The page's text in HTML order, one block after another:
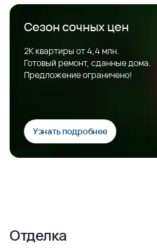
Сезон сочных цен
2К квартиры от 4,4 млн.
Готовый ремонт, сданные дома.
Предложение ограничено!
Узнать подробнее
Отделка